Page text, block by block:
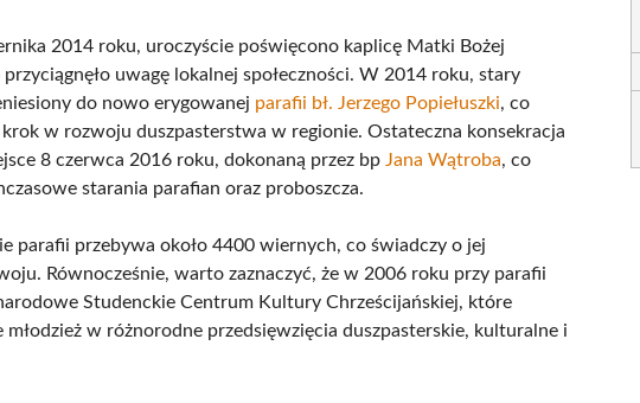
2014 roku, uroczyście poświęcono kaplicę Matki Bożej
uwagę lokalnej społeczności. W 2014 roku, stary
do nowo erygowanej parafii bł. Jerzego Popiełuszki, co
w rozwoju duszpasterstwa w regionie. Ostateczna konsekracja
8 czerwca 2016 roku, dokonaną przez bp Jana Wątroba, co
starania parafian oraz proboszcza.
parafii przebywa około 4400 wiernych, co świadczy o jej
Równocześnie, warto zaznaczyć, że w 2006 roku przy parafii
Studenckie Centrum Kultury Chrześcijańskiej, które
młodzież w różnorodne przedsięwzięcia duszpasterskie, kulturalne i